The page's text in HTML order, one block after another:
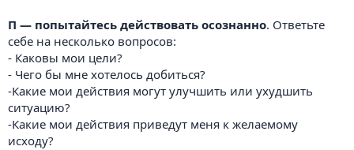
П — попытайтесь действовать осознанно. Ответьте
себе на несколько вопросов:
- Каковы мои цели?
- Чего бы мне хотелось добиться?
-Какие мои действия могут улучшить или ухудшить
ситуацию?
-Какие мои действия приведут меня к желаемому
исходу?